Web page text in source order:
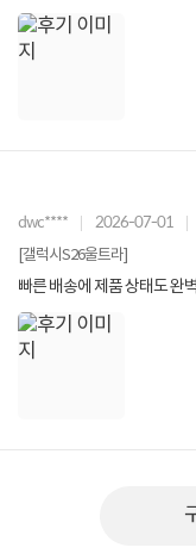
dwc**** 2026-07-01
[갤럭시S26울트라]
빠른 배송에 제품 상태도 완